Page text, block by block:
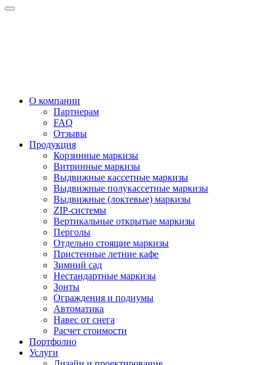
О компании
Партнерам
FAQ
Отзывы
Продукция
Корзинные маркизы
Витринные маркизы
Выдвижные кассетные маркизы
Выдвижные полукассетные маркизы
Выдвижные (локтевые) маркизы
ZIP-системы
Вертикальные открытые маркизы
Перголы
Отдельно стоящие маркизы
Пристенные летние кафе
Зимний сад
Нестандартные маркизы
Зонты
Ограждения и подиумы
Автоматика
Навес от снега
Расчет стоимости
Портфолио
Услуги